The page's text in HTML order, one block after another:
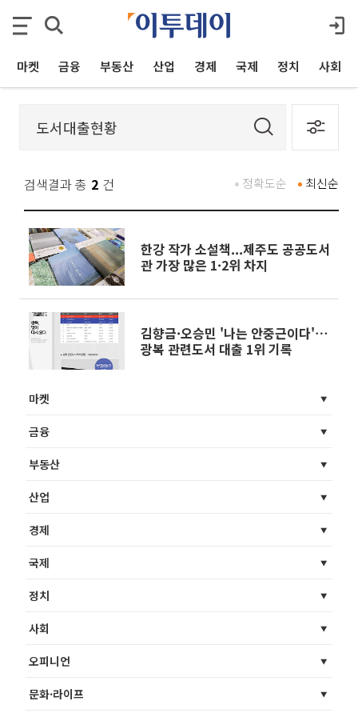
마켓 금융 부동산 산업 경제 국제 정치 사회
검색결과 총 2 건 최신순
정확도순
한강 작가 소설책...제주도 공공도서
관 가장 많은 1·2위 차지
김향금·오승민 '나는 안중근이다'⋯
광복 관련도서 대출 1위 기록
마켓
금융
부동산
산업
경제
국제
정치
사회
오피니언
문화·라이프